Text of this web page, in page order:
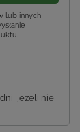
lub innych
dni, jeżeli nie